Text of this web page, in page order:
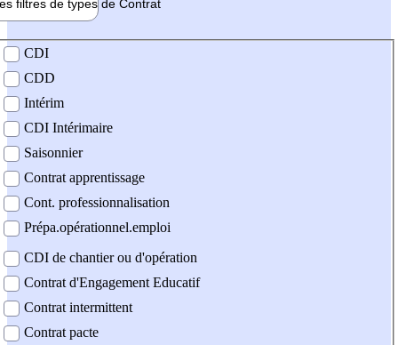
filtres de types de Contrat
contrat
CDI
CDD
Intérim
CDI Intérimaire
Saisonnier
Contrat apprentissage
Cont. professionnalisation
Prépa.opérationnel.emploi
CDI de chantier ou d'opération
Contrat d'Engagement Educatif
Contrat intermittent
Contrat pacte